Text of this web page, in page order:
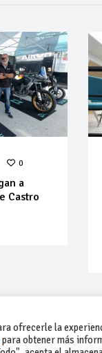
0
a
Castro
ofrecerle la
para obtener más